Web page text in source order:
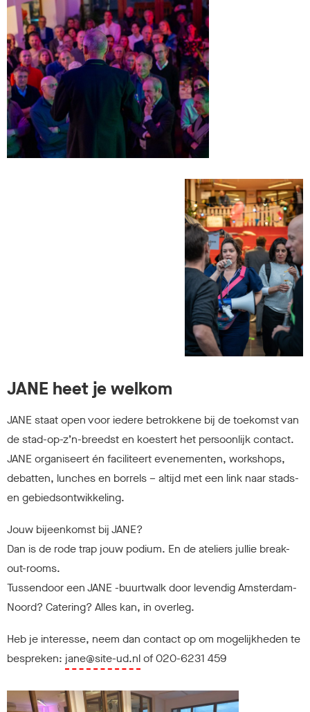
JANE heet je welkom
JANE staat open voor iedere betrokkene bij de toekomst van
de stad-op-z’n-breedst en koestert het persoonlijk contact.
JANE organiseert én faciliteert evenementen, workshops,
debatten, lunches en borrels – altijd met een link naar stads-
en gebiedsontwikkeling.
Jouw bijeenkomst bij JANE?
Dan is de rode trap jouw podium. En de ateliers jullie break-
out-rooms.
Tussendoor een JANE -buurtwalk door levendig Amsterdam-
Noord? Catering? Alles kan, in overleg.
Heb je interesse, neem dan contact op om mogelijkheden te
bespreken: jane@site-ud.nlof 020-6231 459